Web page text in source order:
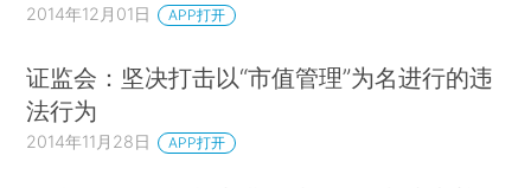
2014年12月01日 APP打开
证监会：坚决打击以“市值管理”为名进行的违
法行为
2014年11月28日 APP打开